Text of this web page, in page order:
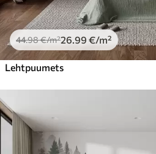
44.98€/m²26.99 €/m²
Lehtpuumets